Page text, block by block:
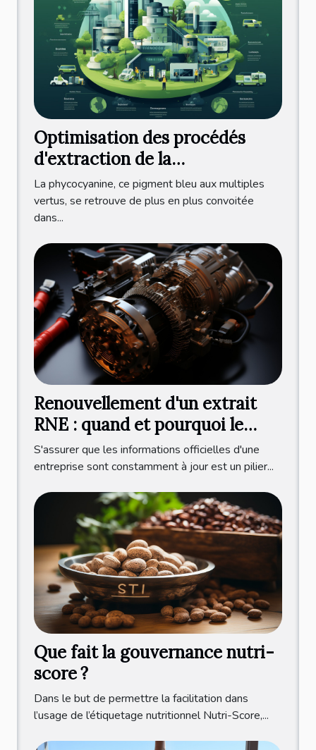
Optimisation des procédés
d'extraction de la
phycocyanine pour une
production durable et éco-
responsable
La phycocyanine, ce pigment bleu aux multiples
vertus, se retrouve de plus en plus convoitée
dans...
Renouvellement d'un extrait
RNE : quand et pourquoi le
faire ?
S'assurer que les informations officielles d'une
entreprise sont constamment à jour est un pilier...
Que fait la gouvernance nutri-
score ?
Dans le but de permettre la facilitation dans
l’usage de l’étiquetage nutritionnel Nutri-Score,...